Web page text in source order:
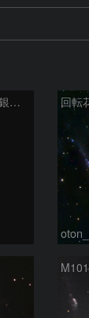
夜空は宝石箱(回転花火銀河 M101) Seestar50 回転
M101